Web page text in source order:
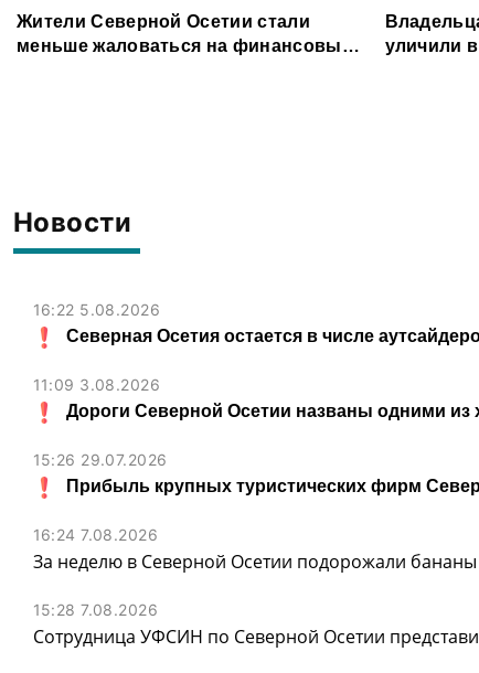
Новости
16:22 5.08.2026
Северная Осетия остается в числе
11:09 3.08.2026
Дороги Северной Осетии названы одними
15:26 29.07.2026
Прибыль крупных туристических фирм
16:24 7.08.2026
За неделю в Северной Осетии подорожали
15:28 7.08.2026
Сотрудница УФСИН по Северной Осетии
Жители Северной Осетии стали
меньше жаловаться на финансовые
уличили